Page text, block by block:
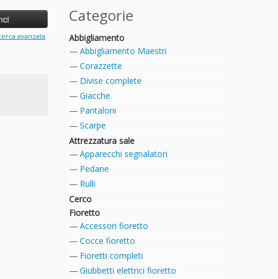
avanzata
Categorie
Abbigliamento
Abbigliamento Maestri
Corazzette
Divise complete
Giacche
Pantaloni
Scarpe
Attrezzatura sale
Apparecchi segnalatori
Pedane
Rulli
Cerco
Fioretto
Accessori fioretto
Cocce fioretto
Fioretti completi
Giubbetti elettrici fioretto